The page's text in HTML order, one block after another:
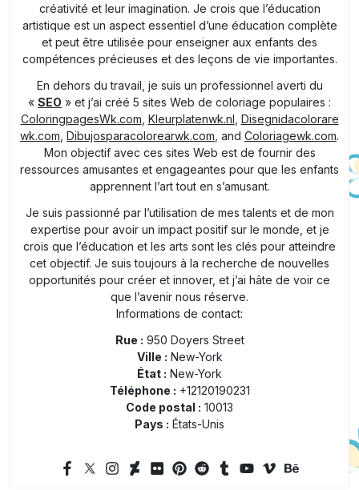
créativité et leur imagination. Je crois que l’éducation
artistique est un aspect essentiel d’une éducation complète
et peut être utilisée pour enseigner aux enfants des
compétences précieuses et des leçons de vie importantes.
En dehors du travail, je suis un professionnel averti du
« SEO » et j’ai créé 5 sites Web de coloriage populaires :
ColoringpagesWk.com Kleurplatenwk.nl Disegnidacolorare
wk.com Dibujosparacolorearwk.com , and Coloriagewk.com.
Mon objectif avec ces sites Web est de fournir des
ressources amusantes et engageantes pour que les enfants
apprennent l’art tout en s’amusant.
Je suis passionné par l’utilisation de mes talents et de mon
expertise pour avoir un impact positif sur le monde, et je
crois que l’éducation et les arts sont les clés pour atteindre
cet objectif. Je suis toujours à la recherche de nouvelles
opportunités pour créer et innover, et j’ai hâte de voir ce
que l’avenir nous réserve.
Informations de contact:
Rue : 950 Doyers Street
Ville : New-York
État : New-York
Téléphone : +12120190231
Code postal : 10013
Pays : États-Unis